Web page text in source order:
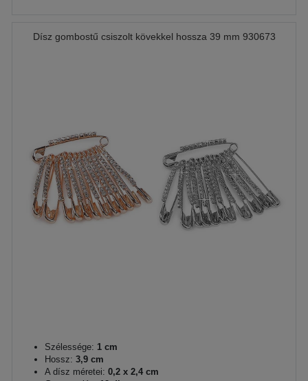
Dísz gombostű csiszolt kövekkel hossza 39 mm 930673
Szélessége: 1 cm
Hossz: 3,9 cm
A dísz méretei: 0,2 x 2,4 cm